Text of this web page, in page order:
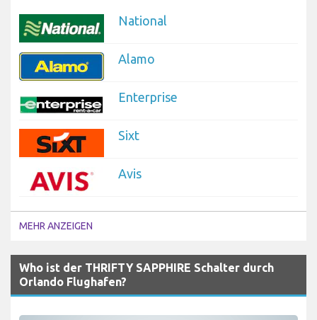
National
Alamo
Enterprise
Sixt
Avis
MEHR ANZEIGEN
Who ist der THRIFTY SAPPHIRE Schalter durch
Orlando Flughafen?